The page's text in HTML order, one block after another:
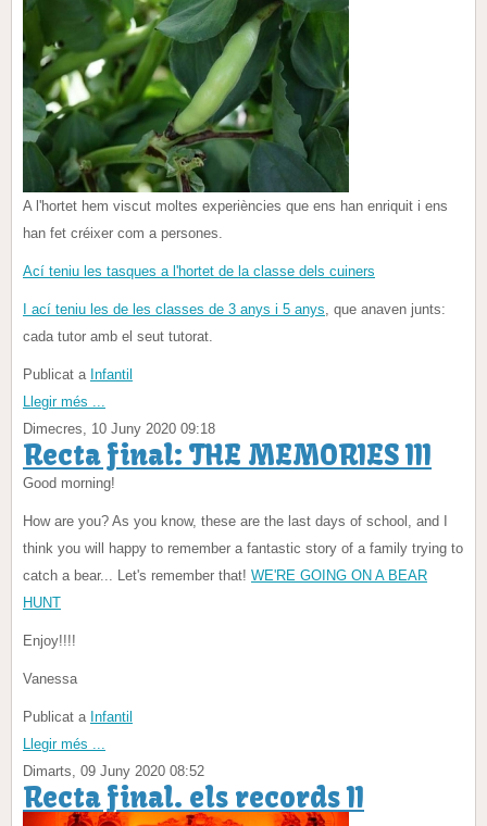
A l'hortet hem viscut moltes experiències que ens han enriquit i ens
han fet créixer com a persones.
Ací teniu les tasques a l'hortet de la classe dels cuiners
I ací teniu les de les classes de 3 anys i 5 anys, que anaven junts:
cada tutor amb el seut tutorat.
Publicat a Infantil
Llegir més ...
Dimecres, 10 Juny 2020 09:18
Recta final: THE MEMORIES III
Good morning!
How are you? As you know, these are the last days of school, and I
think you will happy to remember a fantastic story of a family trying to
catch a bear... Let's remember that! WE'RE GOING ON A BEAR
HUNT
Enjoy!!!!
Vanessa
Publicat a Infantil
Llegir més ...
Dimarts, 09 Juny 2020 08:52
Recta final. els records II